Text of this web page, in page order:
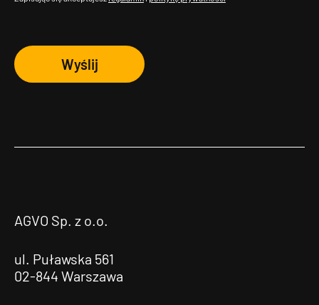
Wyślij
AGVO Sp. z o.o.
ul. Puławska 561
02-844 Warszawa